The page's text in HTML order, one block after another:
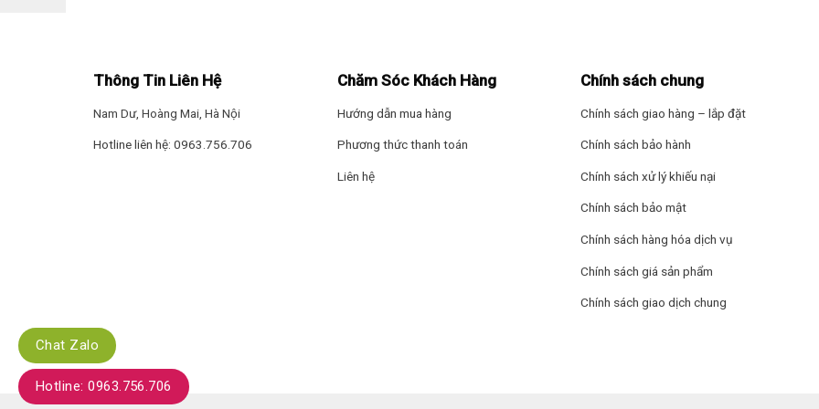
Thông Tin Liên Hệ
Nam Dư, Hoàng Mai, Hà Nội
Hotline liên hệ: 0963.756.706
Chăm Sóc Khách Hàng
Hướng dẫn mua hàng
Phương thức thanh toán
Liên hệ
Chính sách chung
Chính sách giao hàng – lắp đặt
Chính sách bảo hành
Chính sách xử lý khiếu nại
Chính sách bảo mật
Chính sách hàng hóa dịch vụ
Chính sách giá sản phẩm
Chính sách giao dịch chung
Chat Zalo
Hotline: 0963.756.706